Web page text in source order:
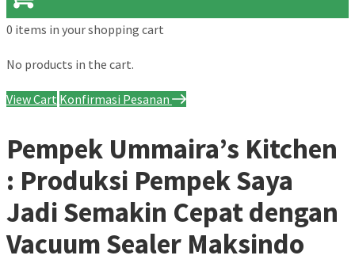
0 items in your shopping cart
No products in the cart.
View Cart Konfirmasi Pesanan
Pempek Ummaira’s Kitchen
: Produksi Pempek Saya
Jadi Semakin Cepat dengan
Vacuum Sealer Maksindo